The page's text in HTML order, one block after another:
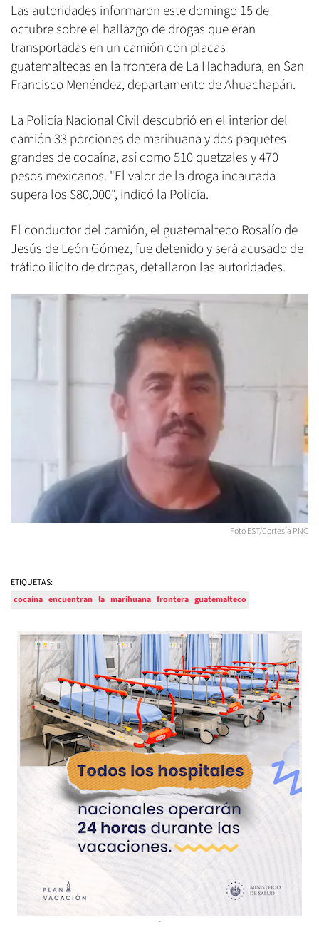
Las autoridades informaron este domingo 15 de
octubre sobre el hallazgo de drogas que eran
transportadas en un camión con placas
guatemaltecas en la frontera de La Hachadura, en San
Francisco Menéndez, departamento de Ahuachapán.
La Policía Nacional Civil descubrió en el interior del
camión 33 porciones de marihuana y dos paquetes
grandes de cocaína, así como 510 quetzales y 470
pesos mexicanos. "El valor de la droga incautada
supera los $80,000", indicó la Policía.
El conductor del camión, el guatemalteco Rosalío de
Jesús de León Gómez, fue detenido y será acusado de
tráfico ilícito de drogas, detallaron las autoridades.
Foto EST/Cortesía PNC
ETIQUETAS:
cocaína encuentran la marihuana frontera guatemalteco